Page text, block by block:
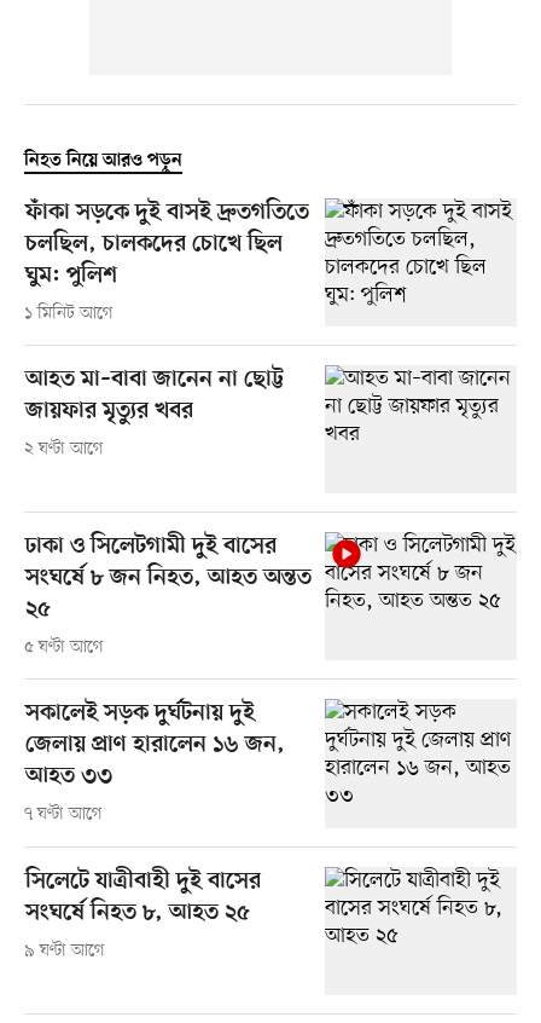
নিহত নিয়ে আরও পড়ুন
ফাঁকা সড়কে দুই বাসই দ্রুতগতিতে
চলছিল, চালকদের চোখে ছিল
ঘুম: পুলিশ
১ মিনিট আগে
আহত মা–বাবা জানেন না ছোট্ট
জায়ফার মৃত্যুর খবর
২ ঘণ্টা আগে
ঢাকা ও সিলেটগামী দুই বাসের
সংঘর্ষে ৮ জন নিহত, আহত অন্তত
২৫
৫ ঘণ্টা আগে
সকালেই সড়ক দুর্ঘটনায় দুই
জেলায় প্রাণ হারালেন ১৬ জন,
আহত ৩৩
৭ ঘণ্টা আগে
সিলেটে যাত্রীবাহী দুই বাসের
সংঘর্ষে নিহত ৮, আহত ২৫
৯ ঘণ্টা আগে